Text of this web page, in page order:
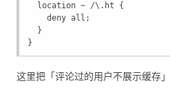
  location ~ /\.ht {
    deny all;
  }
}
这里把「评论过的用户不展示缓存